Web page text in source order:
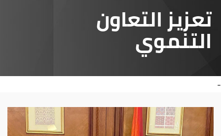
تعزيز التعاون
التنموي
-